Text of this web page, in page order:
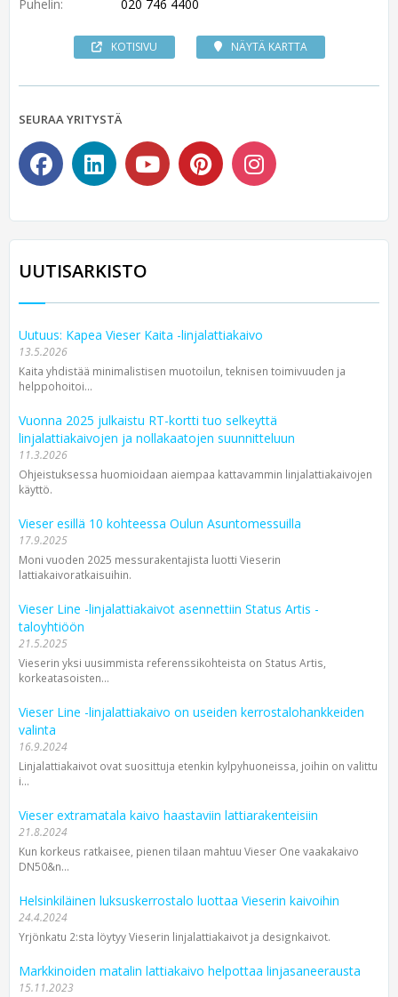
Puhelin: 020 746 4400
KOTISIVU NÄYTÄ KARTTA
SEURAA YRITYSTÄ
UUTISARKISTO
Uutuus: Kapea Vieser Kaita -linjalattiakaivo
13.5.2026
Kaita yhdistää minimalistisen muotoilun, teknisen toimivuuden ja
helppohoitoi...
Vuonna 2025 julkaistu RT-kortti tuo selkeyttä
linjalattiakaivojen ja nollakaatojen suunnitteluun
11.3.2026
Ohjeistuksessa huomioidaan aiempaa kattavammin linjalattiakaivojen
käyttö.
Vieser esillä 10 kohteessa Oulun Asuntomessuilla
17.9.2025
Moni vuoden 2025 messurakentajista luotti Vieserin
lattiakaivoratkaisuihin.
Vieser Line -linjalattiakaivot asennettiin Status Artis -
taloyhtiöön
21.5.2025
Vieserin yksi uusimmista referenssikohteista on Status Artis,
korkeatasoisten...
Vieser Line -linjalattiakaivo on useiden kerrostalohankkeiden
valinta
16.9.2024
Linjalattiakaivot ovat suosittuja etenkin kylpyhuoneissa, joihin on valittu
i...
Vieser extramatala kaivo haastaviin lattiarakenteisiin
21.8.2024
Kun korkeus ratkaisee, pienen tilaan mahtuu Vieser One vaaka­kaivo
DN50&n...
Helsinkiläinen luksuskerrostalo luottaa Vieserin kaivoihin
24.4.2024
Yrjönkatu 2:sta löytyy Vieserin linjalattiakaivot ja designkaivot.
Markkinoiden matalin lattiakaivo helpottaa linjasaneerausta
15.11.2023